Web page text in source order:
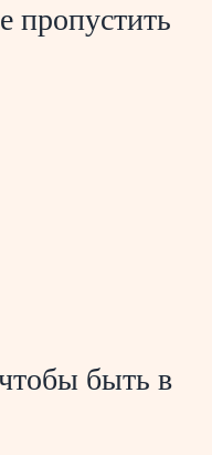
пропустить
быть в